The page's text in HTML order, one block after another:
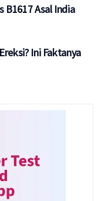
B1617 Asal India
Ini Faktanya